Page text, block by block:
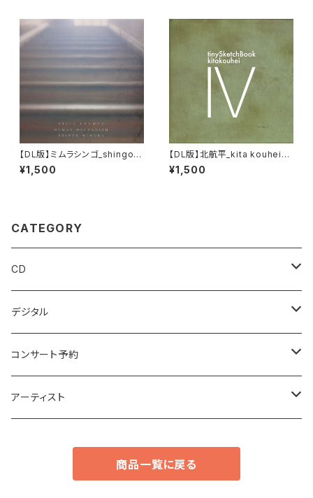
【DL版】ミムラシンゴ_shingo
mimura 『 Still Frames: Hum
an Mechanism 』
¥1,500
【DL版】北航平_kita kouhei『ti
nySketchBook Ⅳ』
¥1,500
CATEGORY
CD
アンビエント
エレクトロニカ
ポストクラシカル
デジタル
アンビエント
エレクトロニカ
コンサート予約
ココノエ
アーティスト
商品一覧に戻る